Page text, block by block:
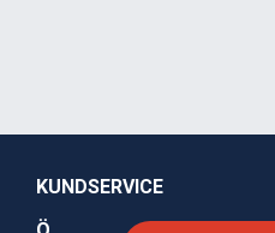
KUNDSERVICE